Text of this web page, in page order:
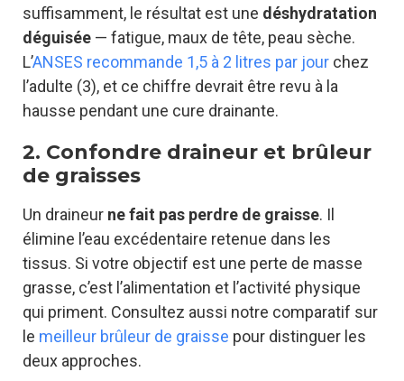
suffisamment, le résultat est une déshydratation
déguisée — fatigue, maux de tête, peau sèche.
L’ANSES recommande 1,5 à 2 litres par jour chez
l’adulte (3), et ce chiffre devrait être revu à la
hausse pendant une cure drainante.
2. Confondre draineur et brûleur
de graisses
Un draineur ne fait pas perdre de graisse. Il
élimine l’eau excédentaire retenue dans les
tissus. Si votre objectif est une perte de masse
grasse, c’est l’alimentation et l’activité physique
qui priment. Consultez aussi notre comparatif sur
le meilleur brûleur de graisse pour distinguer les
deux approches.